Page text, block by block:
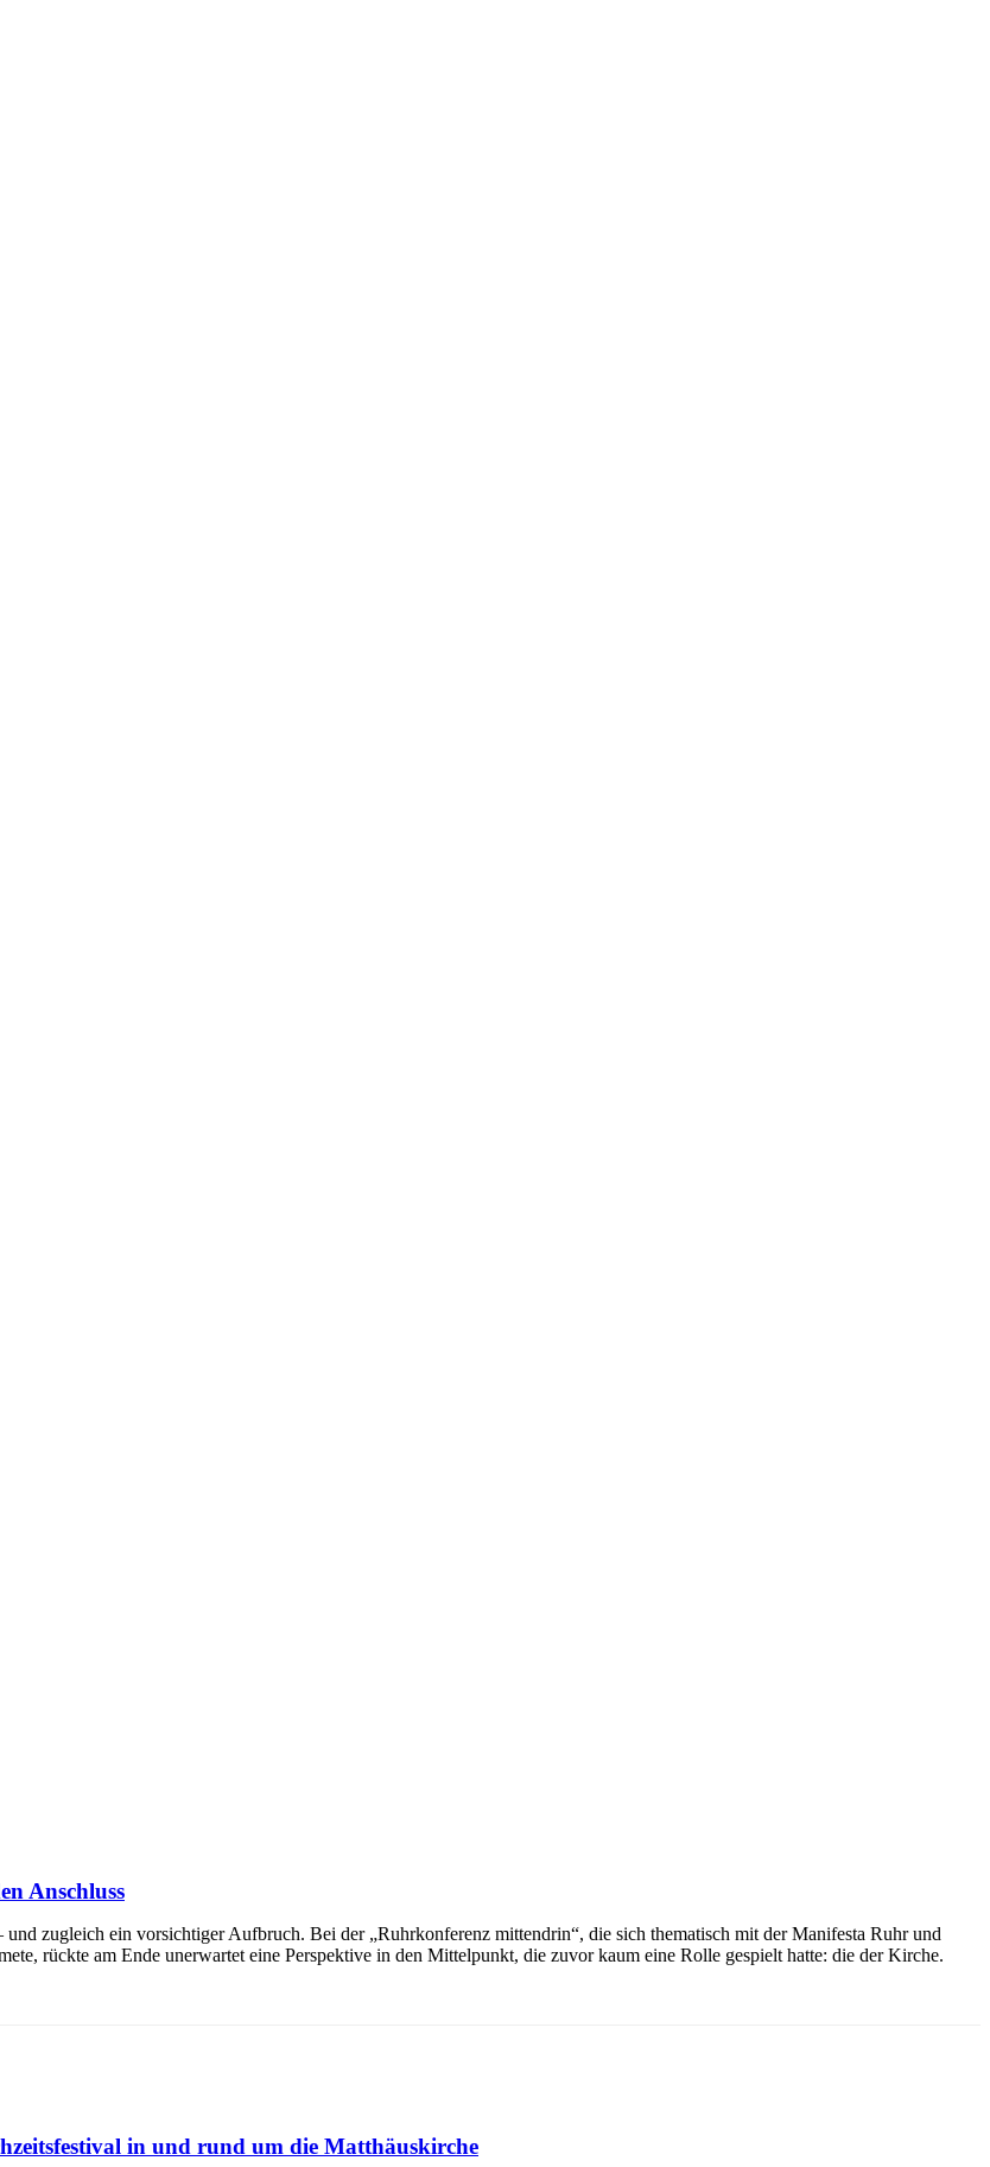
Anschluss
zugleich ein vorsichtiger Aufbruch. Bei der „Ruhrkonferenz mittendrin“, die sich thematisch mit der Manifesta Ruhr und
rückte am Ende unerwartet eine Perspektive in den Mittelpunkt, die zuvor kaum eine Rolle gespielt hatte: die der Kirche.
in und rund um die Matthäuskirche